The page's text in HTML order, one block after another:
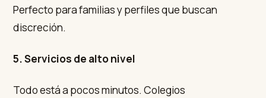
Perfecto para familias y perfiles que buscan
discreción.
5. Servicios de alto nivel
Todo está a pocos minutos. Colegios